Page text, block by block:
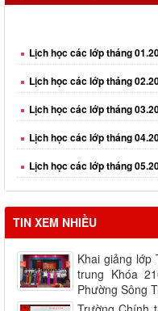
Lịch học các lớp tháng
Lịch học các lớp tháng
Lịch học các lớp tháng
Lịch học các lớp tháng
Lịch học các lớp tháng
Lịch học các lớp tháng
TIN XEM NHIỀU
Khai giảng lớp
trung Khóa
Phường Sông